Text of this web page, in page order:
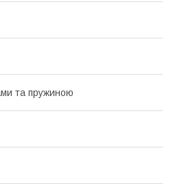
та пружиною